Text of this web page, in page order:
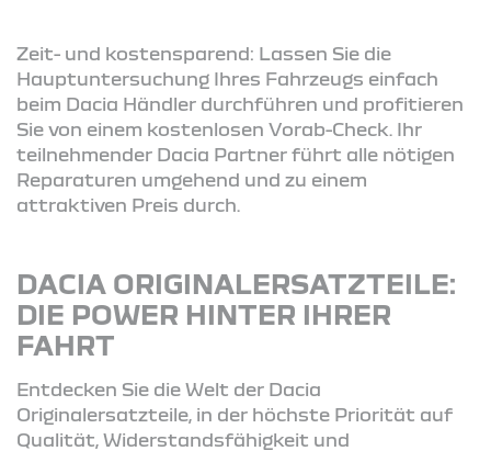
Zeit- und kostensparend: Lassen Sie die
Hauptuntersuchung Ihres Fahrzeugs einfach
beim Dacia Händler durchführen und profitieren
Sie von einem kostenlosen Vorab-Check. Ihr
teilnehmender Dacia Partner führt alle nötigen
Reparaturen umgehend und zu einem
attraktiven Preis durch.
DACIA ORIGINALERSATZTEILE:
DIE POWER HINTER IHRER
FAHRT
Entdecken Sie die Welt der Dacia
Originalersatzteile, in der höchste Priorität auf
Qualität, Widerstandsfähigkeit und